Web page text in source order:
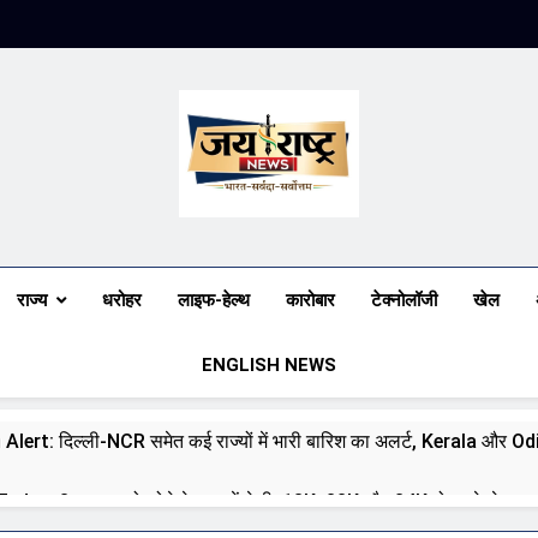
Jai Rashtra
राज्य धरोहर लाइफ-हेल्थ कारोबार टेक्नोलॉजी खेल
ENGLISH NEWS
Alert: दिल्ली-NCR समेत कई राज्यों में भारी बारिश का अलर्ट, Kerala और
8 अगस्त को सोने के भाव में तेजी, 18K, 22K और 24K गोल्ड के रेट पर